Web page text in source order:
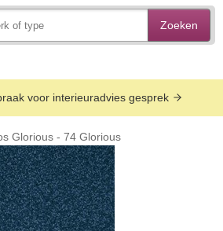
Zoeken
voor interieuradvies gesprek
Glorious - 74 Glorious